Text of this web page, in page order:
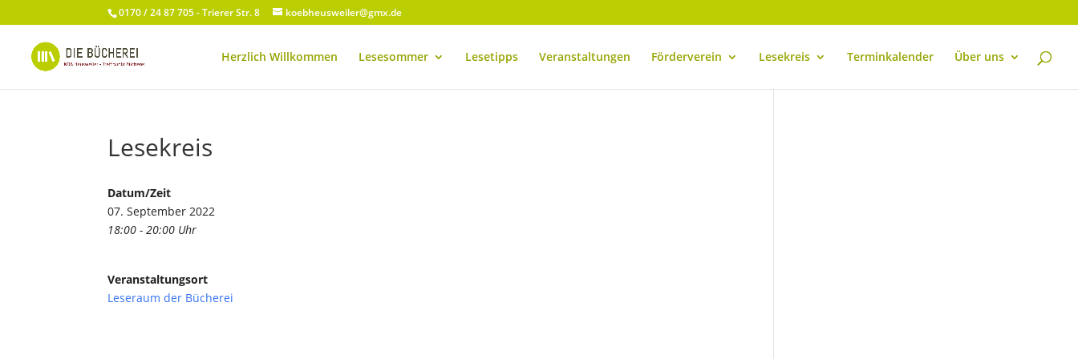
0170 / 24 87 705 - Trierer Str. 8 koebheusweiler@gmx.de
Herzlich Willkommen Lesesommer Lesetipps Veranstaltungen Förderverein Lesekreis Terminkalender Über uns
Lesekreis
Datum/Zeit
07. September 2022
18:00 - 20:00 Uhr
Veranstaltungsort
Leseraum der Bücherei